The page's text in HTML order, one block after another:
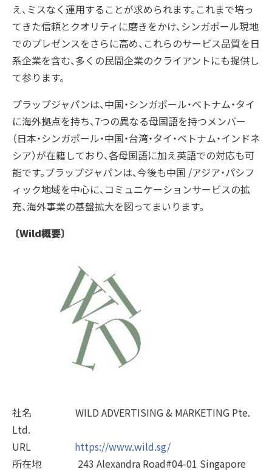
え、ミスなく運用することが求められます。これまで培っ
てきた信頼とクオリティに磨きをかけ、シンガポール現地
でのプレゼンスをさらに高め、これらのサービス品質を日
系企業を含む、多くの民間企業のクライアントにも提供し
て参ります。
プラップジャパンは、中国・シンガポール・ベトナム・タイ
に海外拠点を持ち、7つの異なる⺟国語を持つメンバー
（⽇本・シンガポール・中国・台湾・タイ・ベトナム・インドネ
シア）が在籍しており、各母国語に加え英語での対応も可
能です。プラップジャパンは、今後も中国 /アジア・パシフ
ィック地域を中心に、コミュニケーションサービスの拡
充、海外事業の基盤拡大を図ってまいります。
〔Wild概要〕
社名 WILD ADVERTISING & MARKETING Pte.
Ltd.
URL https://www.wild.sg/
所在地 243 Alexandra Road#04-01 Singapore